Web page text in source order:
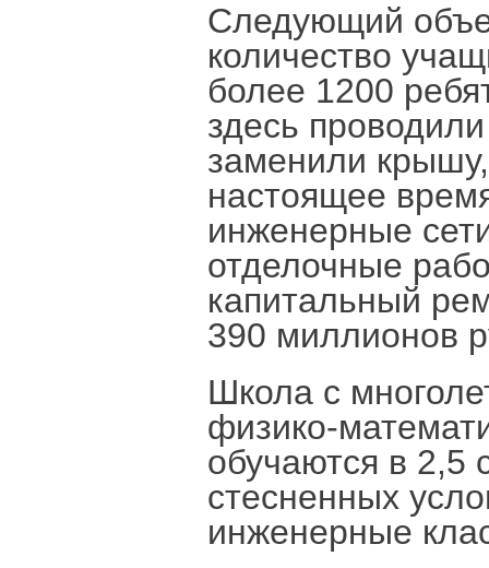
Следующий
количество
более 1200
здесь
заменили
настоящее
инженерные
отделочные
капитальный
390 миллионов
Школа с
физико-
обучаются в 2,5
стесненных
инженерные